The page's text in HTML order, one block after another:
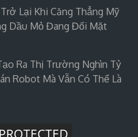
Lại Khi Căng Thẳng Mỹ
Dầu Mỏ Đang Đối Mặt
Ra Thị Trường Nghìn Tỷ
Robot Mà Vẫn Có Thể Là